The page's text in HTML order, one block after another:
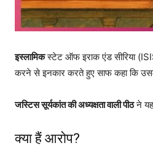
इस्लामिकस्टेट ऑफ इराक एंड सीरिया
करने से इनकार करते हुए साफ कहा कि
जस्टिस सूर्यकांत की अध्यक्षता वाली पीठने यह
क्या हैं आरोप?